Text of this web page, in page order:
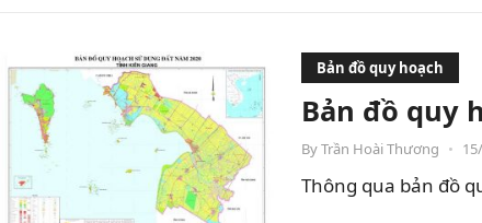
Bản đồ quy hoạch
Bản đồ quy
ByTrần Hoài Thương •
Thông qua bản đồ